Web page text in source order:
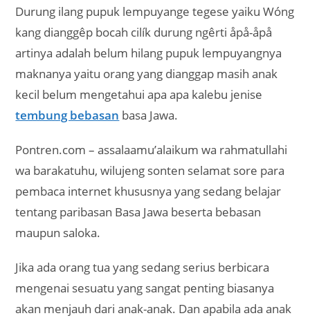
Durung ilang pupuk lempuyange tegese yaiku Wóng
kang dianggêp bocah cilík durung ngêrti åpå-åpå
artinya adalah belum hilang pupuk lempuyangnya
maknanya yaitu orang yang dianggap masih anak
kecil belum mengetahui apa apa kalebu jenise
tembung bebasan basa Jawa.
Pontren.com – assalaamu’alaikum wa rahmatullahi
wa barakatuhu, wilujeng sonten selamat sore para
pembaca internet khususnya yang sedang belajar
tentang paribasan Basa Jawa beserta bebasan
maupun saloka.
Jika ada orang tua yang sedang serius berbicara
mengenai sesuatu yang sangat penting biasanya
akan menjauh dari anak-anak. Dan apabila ada anak